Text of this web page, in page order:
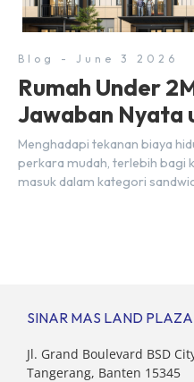
dua pusat pergerakan massa
Blog - June 3 2026
Rumah Under
Jawaban Nyata
Kebutuhan
Menghadapi tekanan biaya
perkara mudah, terlebih bagi
masuk dalam kategori
SINAR MAS LAND PLAZA
Jl. Grand Boulevard BSD
Tangerang, Banten 15345